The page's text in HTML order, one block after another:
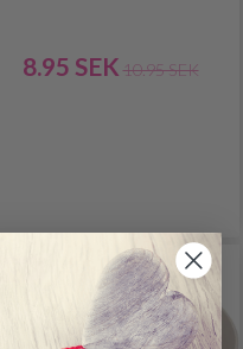
8.95 SEK 10.95 SEK